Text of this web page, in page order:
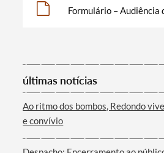
Filtros
Formulário – Audiência
últimas notícias
Ao ritmo dos bombos, Redondo
e convívio